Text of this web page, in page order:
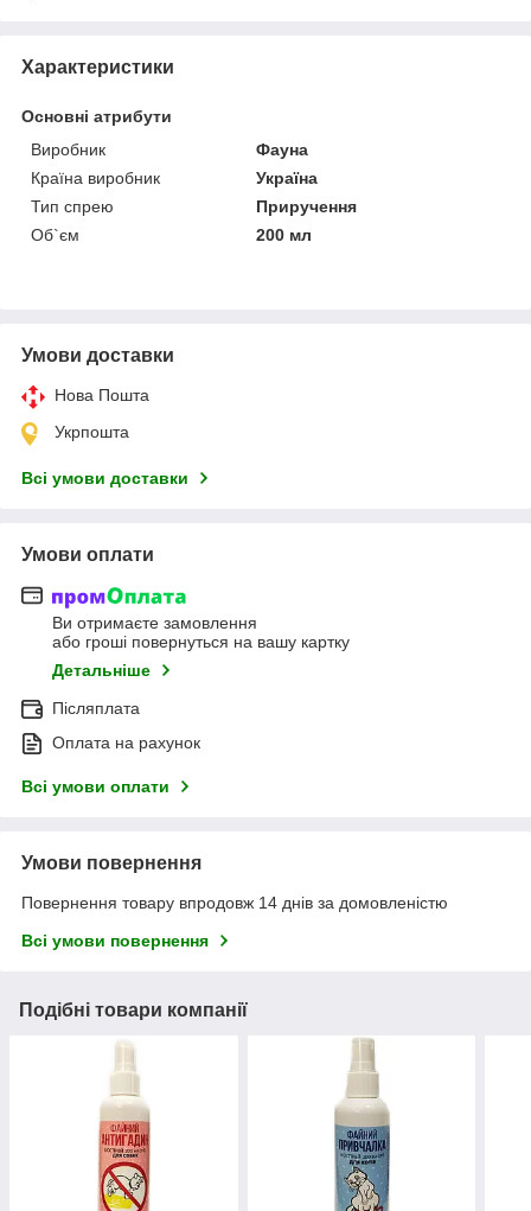
Характеристики
Основні атрибути
Виробник
Фауна
Країна виробник
Україна
Тип спрею
Приручення
Об`єм
200 мл
Умови доставки
Нова Пошта
Укрпошта
Всі умови доставки
Умови оплати
Ви отримаєте замовлення
або гроші повернуться на вашу картку
Детальніше
Післяплата
Оплата на рахунок
Всі умови оплати
Умови повернення
Повернення товару впродовж 14 днів за домовленістю
Всі умови повернення
Подібні товари компанії